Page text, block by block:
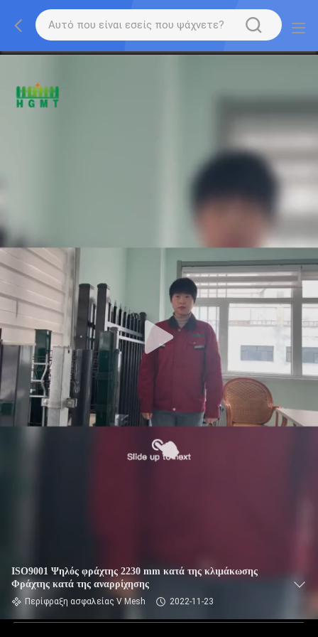
ISO9001 Ψηλός φράχτης 2230 mm κατά της κλιμάκωσης
Φράχτης κατά της αναρρίχησης
Περίφραξη ασφαλείας V Mesh 2022-11-23